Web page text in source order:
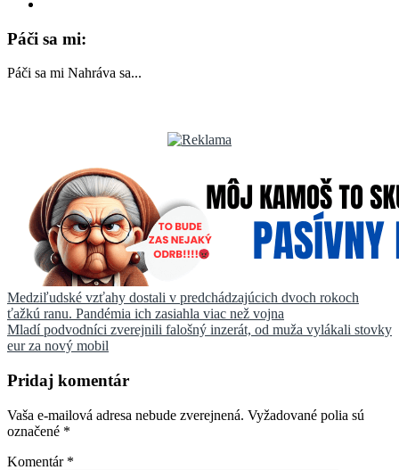
Páči sa mi:
Páči sa mi Nahráva sa...
Navigácia
v
článku
Medziľudské vzťahy dostali v predchádzajúcich dvoch rokoch
ťažkú ranu. Pandémia ich zasiahla viac než vojna
Mladí podvodníci zverejnili falošný inzerát, od muža vylákali stovky
eur za nový mobil
Pridaj komentár
Vaša e-mailová adresa nebude zverejnená. Vyžadované polia sú
označené *
Komentár *